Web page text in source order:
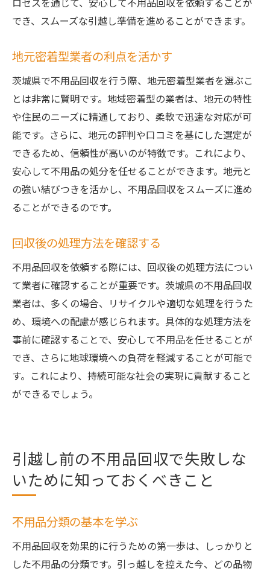
でき、スムーズな引越し準備を進めることができます。
地元密着型業者の利点を活かす
茨城県で不用品回収を行う際、地元密着型業者を選ぶこ
とは非常に賢明です。地域密着型の業者は、地元の特性
や住民のニーズに精通しており、柔軟で迅速な対応が可
能です。さらに、地元の評判や口コミを基にした選定が
できるため、信頼性が高いのが特徴です。これにより、
安心して不用品の処分を任せることができます。地元と
の強い結びつきを活かし、不用品回収をスムーズに進め
ることができるのです。
回収後の処理方法を確認する
不用品回収を依頼する際には、回収後の処理方法につい
て業者に確認することが重要です。茨城県の不用品回収
業者は、多くの場合、リサイクルや適切な処理を行うた
め、環境への配慮が感じられます。具体的な処理方法を
事前に確認することで、安心して不用品を任せることが
でき、さらに地球環境への負荷を軽減することが可能で
す。これにより、持続可能な社会の実現に貢献すること
ができるでしょう。
引越し前の不用品回収で失敗しな
いために知っておくべきこと
不用品分類の基本を学ぶ
不用品回収を効果的に行うための第一歩は、しっかりと
した不用品の分類です。引っ越しを控えた今、どの品物